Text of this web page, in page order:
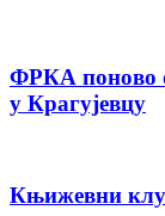
ФРКА поново
у Крагујевцу
Књижевни